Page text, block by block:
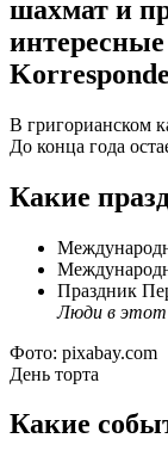
шахмат и
В григорианском
До конца года
Какие
Праздник
Люди в этот
Фото: pixabay.com
День торта
Какие